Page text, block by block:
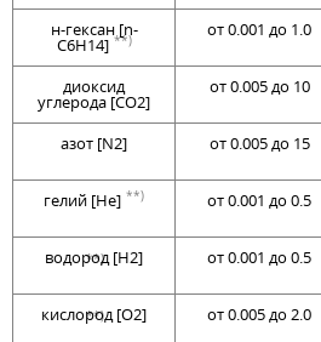
н-гексан [n-
C6H14] **)
от 0.001 до 1.0
диоксид
углерода [CO2]
от 0.005 до 10
азот [N2]
от 0.005 до 15
гелий [He] **) от 0.001 до 0.5
водород [H2]
**) от 0.001 до 0.5
кислород [O2]
**) от 0.005 до 2.0